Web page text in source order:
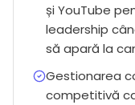
și YouTube
leadership
să apară la
Gestionarea
competitivă